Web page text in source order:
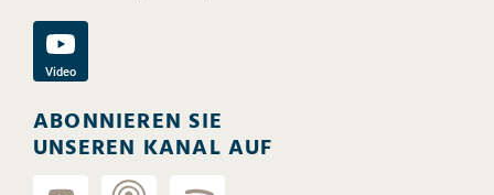
Video
ABONNIEREN SIE
UNSEREN KANAL AUF